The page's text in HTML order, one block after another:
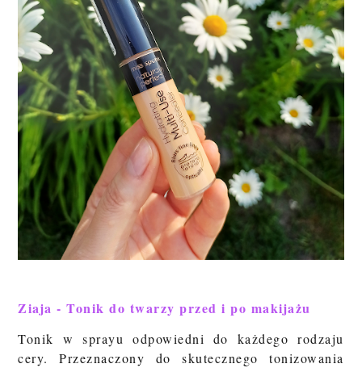
Ziaja - Tonik do twarzy przed i po makijażu
Tonik w sprayu odpowiedni do każdego rodzaju
cery. Przeznaczony do skutecznego tonizowania